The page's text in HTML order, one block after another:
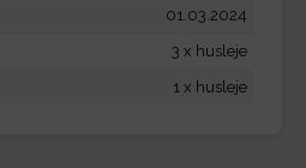
01.03.2024
3 x husleje
1 x husleje